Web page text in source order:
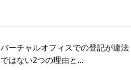
バーチャルオフィスでの登記が違法
ではない2つの理由と...